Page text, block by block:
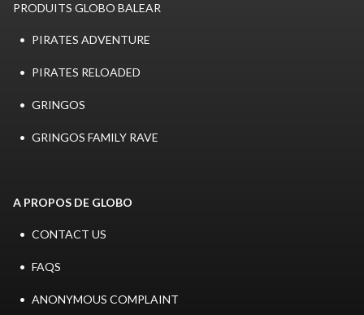
PRODUITS GLOBO BALEAR
PIRATES ADVENTURE
PIRATES RELOADED
GRINGOS
GRINGOS FAMILY RAVE
A PROPOS DE GLOBO
CONTACT US
FAQS
ANONYMOUS COMPLAINT